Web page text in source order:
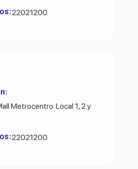
22021200
Metrocentro. Local 1, 2 y
22021200